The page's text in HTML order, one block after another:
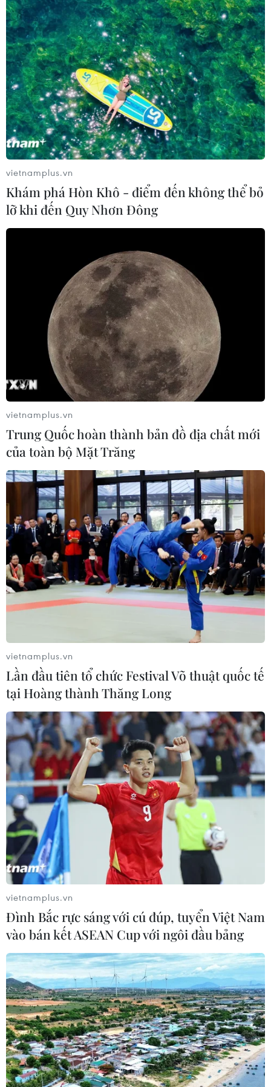
vietnamplus.vn
Khám phá Hòn Khô - điểm đến không thể bỏ
lỡ khi đến Quy Nhơn Đông
vietnamplus.vn
Trung Quốc hoàn thành bản đồ địa chất mới
của toàn bộ Mặt Trăng
vietnamplus.vn
Lần đầu tiên tổ chức Festival Võ thuật quốc tế
tại Hoàng thành Thăng Long
vietnamplus.vn
Đình Bắc rực sáng với cú đúp, tuyển Việt Nam
vào bán kết ASEAN Cup với ngôi đầu bảng